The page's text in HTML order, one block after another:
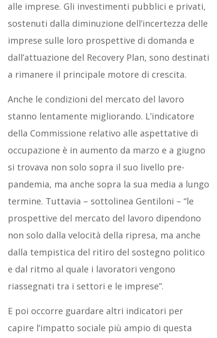
alle imprese. Gli investimenti pubblici e privati,
sostenuti dalla diminuzione dell’incertezza delle
imprese sulle loro prospettive di domanda e
dall’attuazione del Recovery Plan, sono destinati
a rimanere il principale motore di crescita.
Anche le condizioni del mercato del lavoro
stanno lentamente migliorando. L’indicatore
della Commissione relativo alle aspettative di
occupazione è in aumento da marzo e a giugno
si trovava non solo sopra il suo livello pre-
pandemia, ma anche sopra la sua media a lungo
termine. Tuttavia – sottolinea Gentiloni – “le
prospettive del mercato del lavoro dipendono
non solo dalla velocità della ripresa, ma anche
dalla tempistica del ritiro del sostegno politico
e dal ritmo al quale i lavoratori vengono
riassegnati tra i settori e le imprese”.
E poi occorre guardare altri indicatori per
capire l’impatto sociale più ampio di questa